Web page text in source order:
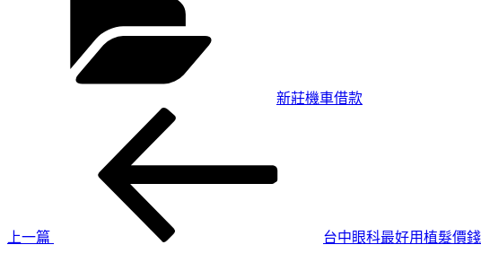
新莊機車借款
上一篇
台中眼科最好用植髮價